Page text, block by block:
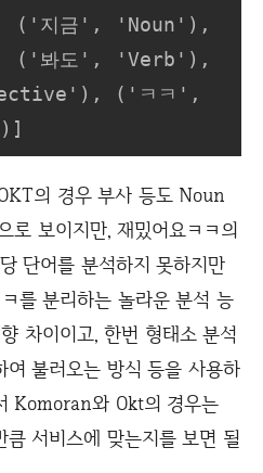
('지금', 'Noun'),
('봐도', 'Verb'),
('ㅋㅋ',
의 경우 부사 등도 Noun
로 보이지만, 재밌어요ㅋㅋ의
단어를 분석하지 못하지만
를 분리하는 놀라운 분석 능
차이이고, 한번 형태소 분석
불러오는 방식 등을 사용하
Komoran와 Okt의 경우는
서비스에 맞는지를 보면 될